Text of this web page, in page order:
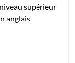
supérieur
anglais.